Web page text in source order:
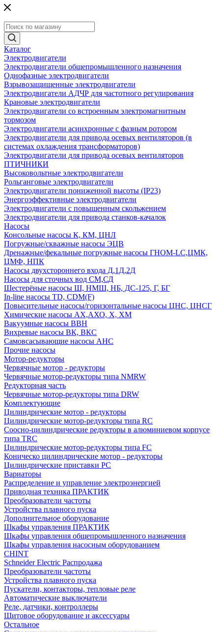
Каталог
Электродвигатели
Электродвигатели общепромышленного назначения
Однофазные электродвигатели
Взрывозащищенные электродвигатели
Электродвигатели АДЧР для частотного регулирования
Крановые электродвигатели
Электродвигатели со встроенным электромагнитным
тормозом
Электродвигатели асинхронные с фазным ротором
Электродвигатели для привода осевых вентиляторов (в
системах охлаждения трансформаторов)
Электродвигатели для привода осевых вентиляторов
ПТИЧНИКИ
Высоковольтные электродвигатели
Рольганговые электродвигатели
Электродвигатели пониженной высоты (IP23)
Энергоэффективные электродвигатели
Электродвигатели с повышенным скольжением
Электродвигатели для привода станков-качалок
Насосы
Консольные насосы К, КМ, ЦНЛ
Погружные/скважные насосы ЭЦВ
Дренажные/фекальные погружные насосы ГНОМ-LC,ЦМК,
ЦМФ, НПК
Насосы двухстороннего входа Д,1Д,2Д
Насосы для сточных вод СМ,СД
Шестерёные насосы Ш, НМШ, НБ, ДС-125, Г, БГ
In-line насосы TD, CDM(F)
Повысительные насосы/горизонтальные насосы ЦНС, ЦНСГ
Химические насосы АХ,АХО, Х, ХМ
Вакуумные насосы ВВН
Вихревые насосы ВК, ВКС
Самовсасывающие насосы АНС
Прочие насосы
Мотор-редукторы
Червячные мотор - редукторы
Червячные мотор-редукторы типа NMRW
Редукторная часть
Червячные мотор-редукторы типа DRW
Комплектующие
Цилиндрические мотор - редукторы
Цилиндрические мотор-редукторы типа RC
Соосно-цилиндрические редукторы в алюминиевом корпусе
типа TRC
Цилиндрические мотор-редукторы типа FC
Коническо цилиндрические мотор - редукторы
Цилиндрические приставки PC
Вариаторы
Распределение и управление электроэнергией
Приводная техника ПРАКТИК
Преобразователи частоты
Устройства плавного пуска
Дополнительное оборудование
Шкафы управления ПРАКТИК
Шкафы управления общепромышленного назначения
Шкафы управления насосным оборудованием
CHINT
Schneider Electric Распродажа
Преобразователи частоты
Устройства плавного пуска
Пускатели, контакторы, тепловые реле
Автоматические выключатели
Реле, датчики, контроллеры
Щитовое оборудование и аксессуары
Остальное